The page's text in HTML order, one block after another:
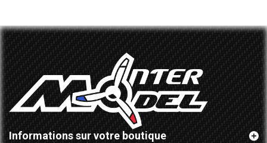
Informations sur votre boutique